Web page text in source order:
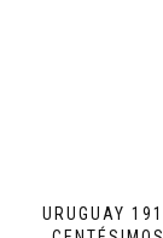
URUGUAY